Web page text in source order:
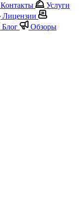
Контакты
Услуги
Лицензии
Блог
Обзоры